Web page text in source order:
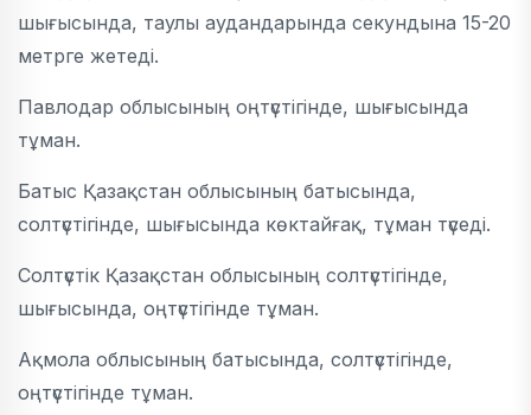
шығысында, таулы аудандарында секундына 15-20
метрге жетеді.
Павлодар облысының оңтүстігінде, шығысында
тұман.
Батыс Қазақстан облысының батысында,
солтүстігінде, шығысында көктайғақ, тұман түседі.
Солтүстік Қазақстан облысының солтүстігінде,
шығысында, оңтүстігінде тұман.
Ақмола облысының батысында, солтүстігінде,
оңтүстігінде тұман.